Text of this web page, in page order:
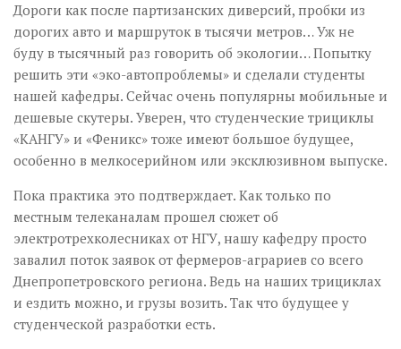
Дороги как после партизанских диверсий, пробки из
дорогих авто и маршруток в тысячи метров… Уж не
буду в тысячный раз говорить об экологии… Попытку
решить эти «эко-автопроблемы» и сделали студенты
нашей кафедры. Сейчас очень популярны мобильные и
дешевые скутеры. Уверен, что студенческие трициклы
«КАНГУ» и «Феникс» тоже имеют большое будущее,
особенно в мелкосерийном или эксклюзивном выпуске.
Пока практика это подтверждает. Как только по
местным телеканалам прошел сюжет об
электротрехколесниках от НГУ, нашу кафедру просто
завалил поток заявок от фермеров-аграриев со всего
Днепропетровского региона. Ведь на наших трициклах
и ездить можно, и грузы во­зить. Так что будущее у
студенческой разработки есть.